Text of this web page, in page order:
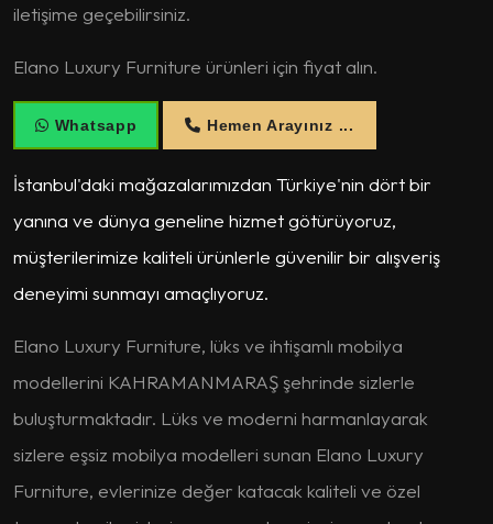
iletişime geçebilirsiniz.
Elano Luxury Furniture ürünleri için fiyat alın.
Whatsapp Hemen Arayınız ...
İstanbul'daki mağazalarımızdan Türkiye'nin dört bir
yanına ve dünya geneline hizmet götürüyoruz,
müşterilerimize kaliteli ürünlerle güvenilir bir alışveriş
deneyimi sunmayı amaçlıyoruz.
Elano Luxury Furniture, lüks ve ihtişamlı mobilya
modellerini KAHRAMANMARAŞ şehrinde sizlerle
buluşturmaktadır. Lüks ve moderni harmanlayarak
sizlere eşsiz mobilya modelleri sunan Elano Luxury
Furniture, evlerinize değer katacak kaliteli ve özel